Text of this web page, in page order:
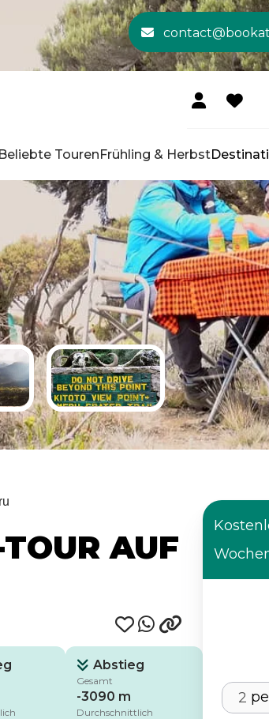
Beliebte TourenFrühling & Herbst
AUF
Abstieg
Gesamt
-3090 m
Durchschnittlich